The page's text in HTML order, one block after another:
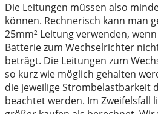
Die Leitungen müssen also
können. Rechnerisch kann man
25mm² Leitung verwenden,
Batterie zum Wechselrichter
beträgt. Die Leitungen zum
so kurz wie möglich gehalten
die jeweilige Strombelastbarkeit
beachtet werden. Im Zweifelsfall